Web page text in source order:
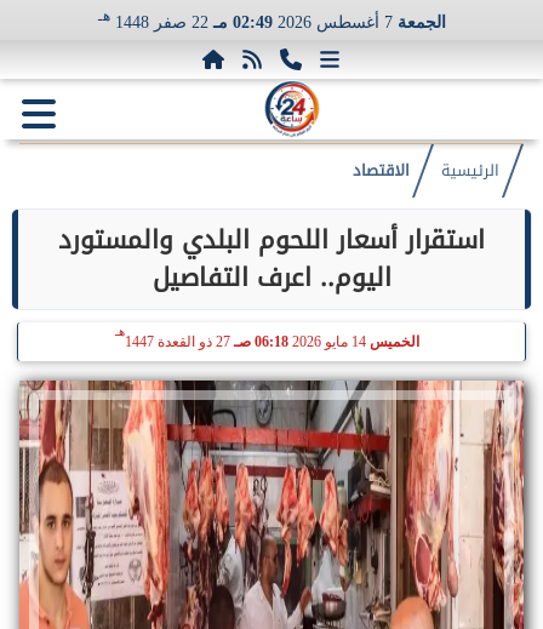
الجمعة 7 أغسطس 2026 02:49 مـ 22 صفر 1448 هـ
الرئيسية الاقتصاد
استقرار أسعار اللحوم البلدي والمستورد
اليوم.. اعرف التفاصيل
الخميس 14 مايو 2026 06:18 صـ 27 ذو القعدة 1447
هـ